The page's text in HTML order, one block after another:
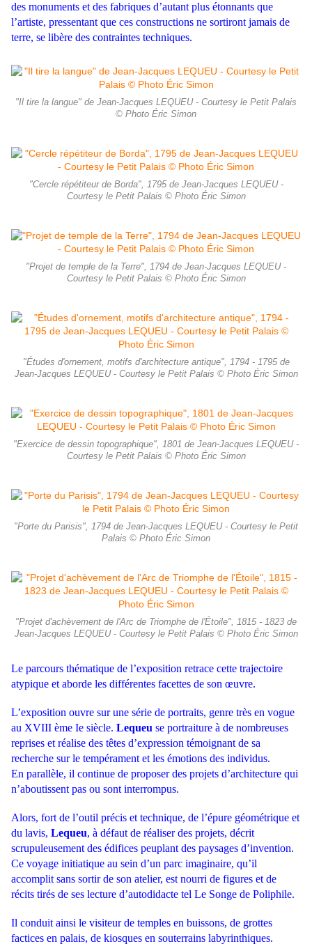
des monuments et des fabriques d’autant plus étonnants que
l’artiste, pressentant que ces constructions ne sortiront jamais de
terre, se libère des contraintes techniques.
"Il tire la langue" de Jean-Jacques LEQUEU - Courtesy le Petit Palais
© Photo Éric Simon
"Cercle répétiteur de Borda", 1795 de Jean-Jacques LEQUEU -
Courtesy le Petit Palais © Photo Éric Simon
"Projet de temple de la Terre", 1794 de Jean-Jacques LEQUEU -
Courtesy le Petit Palais © Photo Éric Simon
"Études d'ornement, motifs d'architecture antique", 1794 - 1795 de
Jean-Jacques LEQUEU - Courtesy le Petit Palais © Photo Éric Simon
"Exercice de dessin topographique", 1801 de Jean-Jacques LEQUEU -
Courtesy le Petit Palais © Photo Éric Simon
"Porte du Parisis", 1794 de Jean-Jacques LEQUEU - Courtesy le Petit
Palais © Photo Éric Simon
"Projet d'achèvement de l'Arc de Triomphe de l'Étoile", 1815 - 1823 de
Jean-Jacques LEQUEU - Courtesy le Petit Palais © Photo Éric Simon
Le parcours thématique de l’exposition retrace cette trajectoire
atypique et aborde les différentes facettes de son œuvre.
L’exposition ouvre sur une série de portraits, genre très en vogue
au XVIII ème Ie siècle. Lequeu se portraiture à de nombreuses
reprises et réalise des têtes d’expression témoignant de sa
recherche sur le tempérament et les émotions des individus.
En parallèle, il continue de proposer des projets d’architecture qui
n’aboutissent pas ou sont interrompus.
Alors, fort de l’outil précis et technique, de l’épure géométrique et
du lavis, Lequeu, à défaut de réaliser des projets, décrit
scrupuleusement des édifices peuplant des paysages d’invention.
Ce voyage initiatique au sein d’un parc imaginaire, qu’il
accomplit sans sortir de son atelier, est nourri de figures et de
récits tirés de ses lecture d’autodidacte tel Le Songe de Poliphile.
Il conduit ainsi le visiteur de temples en buissons, de grottes
factices en palais, de kiosques en souterrains labyrinthiques.